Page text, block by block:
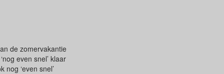
de zomervakantie
even snel’ klaar
‘even snel’